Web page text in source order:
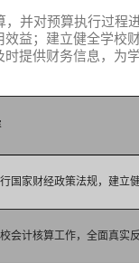
并对预算执行过程
益；建立健全学校
提供财务信息，为
国家财经政策法规，建立
会计核算工作，全面真实